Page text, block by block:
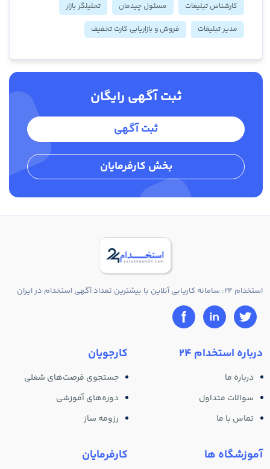
کارشناس تبلیغات
مسئول چیدمان
تحلیلگر بازار
مدیر تبلیغات
فروش و بازاریابی کارت تخفیف
ثبت آگهی رایگان
ثبت آگهی
بخش کارفرمایان
استخدام 24: سامانه کاریابی آنلاین با بیشترین تعداد آگهی استخدام در ایران
درباره استخدام 24
درباره ما
سوالات متداول
تماس با ما
آموزشگاه ها
کارجویان
جستجوی فرصت‌های شغلی
دوره‌های آموزشی
رزومه ساز
کارفرمایان